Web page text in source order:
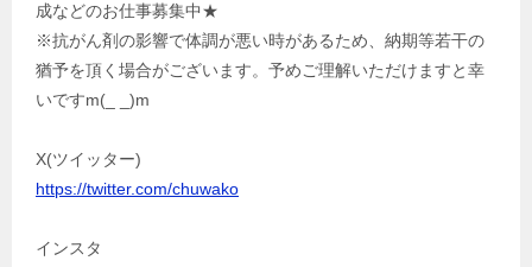
成などのお仕事募集中★
※抗がん剤の影響で体調が悪い時があるため、納期等若干の
猶予を頂く場合がございます。予めご理解いただけますと幸
いですm(_ _)m
X(ツイッター)
https://twitter.com/chuwako
インスタ